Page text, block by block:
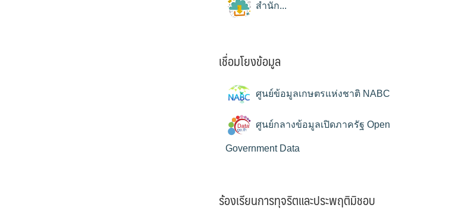
สำนัก...
เชื่อมโยงข้อมูล
ศูนย์ข้อมูลเกษตรแห่งชาติ NABC
ศูนย์กลางข้อมูลเปิดภาครัฐ Open
Government Data
ร้องเรียนการทุจริตและประพฤติมิชอบ